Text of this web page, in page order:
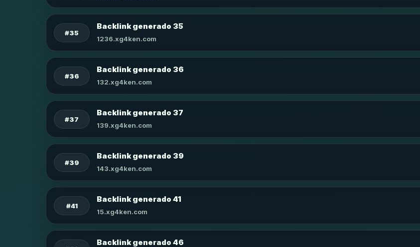
#35
Backlink generado 35
1236.xg4ken.com
#36
Backlink generado 36
132.xg4ken.com
#37
Backlink generado 37
139.xg4ken.com
#39
Backlink generado 39
143.xg4ken.com
#41
Backlink generado 41
15.xg4ken.com
Backlink generado 46